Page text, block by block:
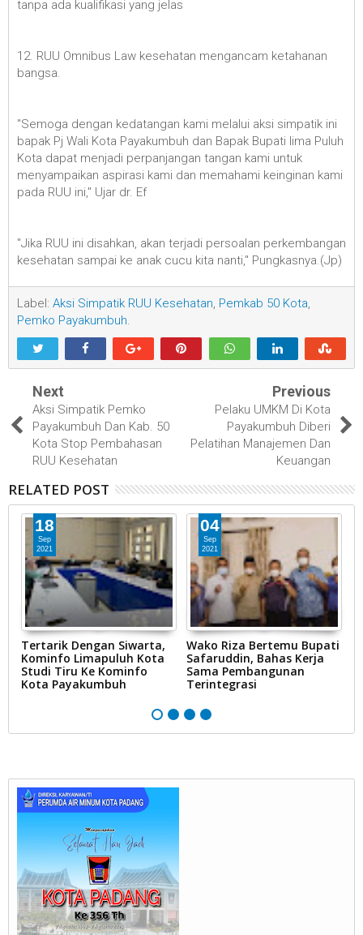
tanpa ada kualifikasi yang jelas
12. RUU Omnibus Law kesehatan mengancam ketahanan
bangsa.
"Semoga dengan kedatangan kami melalui aksi simpatik ini
bapak Pj Wali Kota Payakumbuh dan Bapak Bupati lima Puluh
Kota dapat menjadi perpanjangan tangan kami untuk
menyampaikan aspirasi kami dan memahami keinginan kami
pada RUU ini," Ujar dr. Ef
"Jika RUU ini disahkan, akan terjadi persoalan perkembangan
kesehatan sampai ke anak cucu kita nanti," Pungkasnya.(Jp)
Label: Aksi Simpatik RUU Kesehatan Pemkab 50 Kota
Pemko Payakumbuh.
Next
Aksi Simpatik Pemko
Payakumbuh Dan Kab. 50
Kota Stop Pembahasan
RUU Kesehatan
Previous
Pelaku UMKM Di Kota
Payakumbuh Diberi
Pelatihan Manajemen Dan
Keuangan
RELATED POST
18
Sep
2021
Tertarik Dengan Siwarta,
Kominfo Limapuluh Kota
Studi Tiru Ke Kominfo
Kota Payakumbuh
04
Sep
2021
Wako Riza Bertemu Bupati
Safaruddin, Bahas Kerja
Sama Pembangunan
Terintegrasi